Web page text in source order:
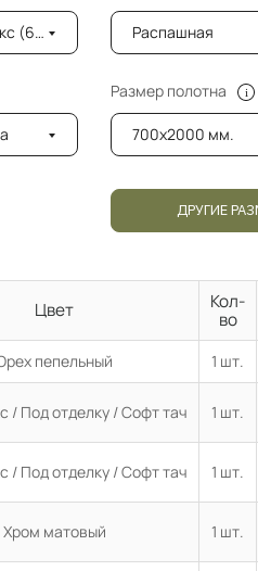
Распашная
Размер полотна
700x2000 мм.
ДРУГИЕ
Цвет
Кол-
во
пепельный 1 шт.
/ Под отделку / Софт тач 1 шт.
/ Под отделку / Софт тач 1 шт.
Хром матовый 1 шт.